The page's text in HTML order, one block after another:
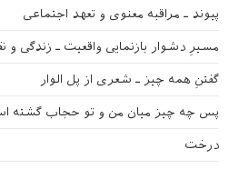
پیوند ـ مراقبه‌ معنوی و تعهد اجتماعی
مسیرِ دشوار بازنمایی واقعیت ـ زندگی و
گفتنِ همه چیز ـ شعری از پل الوار
پس چه چیز میان من و تو حجاب گشته
درخت